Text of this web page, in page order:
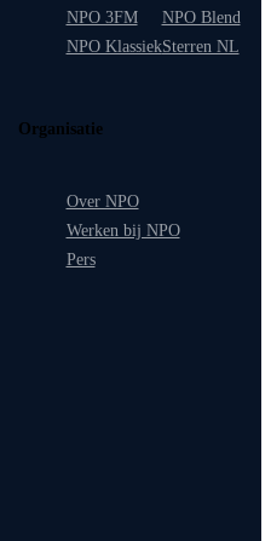
NPO 3FM
NPO Klassiek
NPO Blend
Sterren NL
Organisatie
Over NPO
Werken bij NPO
Pers